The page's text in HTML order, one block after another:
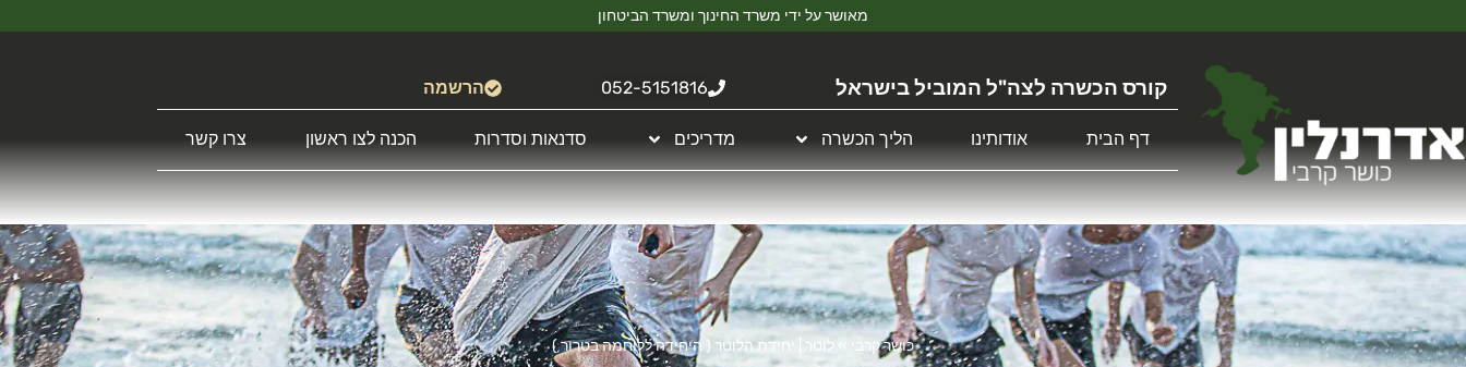
מאושר על ידי משרד החינוך ומשרד הביטחון
קורס הכשרה לצה"ל המוביל בישראל 052-5151816 הרשמה
דף הבית אודותינו הליך הכשרה מדריכים סדנאות וסדרות הכנה לצו ראשון צרו קשר
כושר קרבי » לוטר | יחידת הלוטר ( היחידה ללוחמה בטרור )